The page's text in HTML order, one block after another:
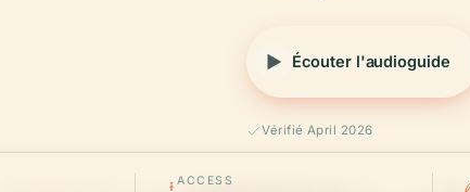
Écouter l'audioguide
Vérifié April 2026
ACCESS